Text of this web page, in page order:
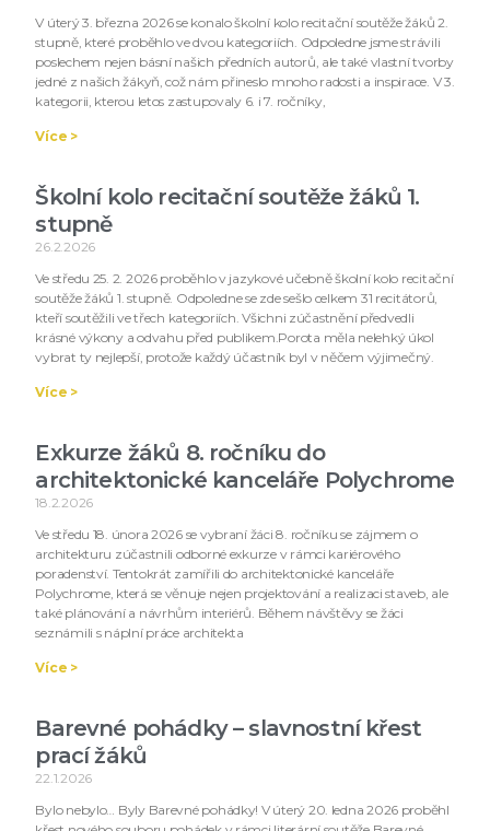
V úterý 3. března 2026 se konalo školní kolo recitační soutěže žáků 2.
stupně, které proběhlo ve dvou kategoriích. Odpoledne jsme strávili
poslechem nejen básní našich předních autorů, ale také vlastní tvorby
jedné z našich žákyň, což nám přineslo mnoho radosti a inspirace. V 3.
kategorii, kterou letos zastupovaly 6. i 7. ročníky,
Více >
Školní kolo recitační soutěže žáků 1.
stupně
26.2.2026
Ve středu 25. 2. 2026 proběhlo v jazykové učebně školní kolo recitační
soutěže žáků 1. stupně. Odpoledne se zde sešlo celkem 31 recitátorů,
kteří soutěžili ve třech kategoriích. Všichni zúčastnění předvedli
krásné výkony a odvahu před publikem.Porota měla nelehký úkol
vybrat ty nejlepší, protože každý účastník byl v něčem výjimečný.
Více >
Exkurze žáků 8. ročníku do
architektonické kanceláře Polychrome
18.2.2026
Ve středu 18. února 2026 se vybraní žáci 8. ročníku se zájmem o
architekturu zúčastnili odborné exkurze v rámci kariérového
poradenství. Tentokrát zamířili do architektonické kanceláře
Polychrome, která se věnuje nejen projektování a realizaci staveb, ale
také plánování a návrhům interiérů. Během návštěvy se žáci
seznámili s náplní práce architekta
Více >
Barevné pohádky – slavnostní křest
prací žáků
22.1.2026
Bylo nebylo… Byly Barevné pohádky! V úterý 20. ledna 2026 proběhl